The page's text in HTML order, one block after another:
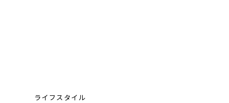
ライフスタイル